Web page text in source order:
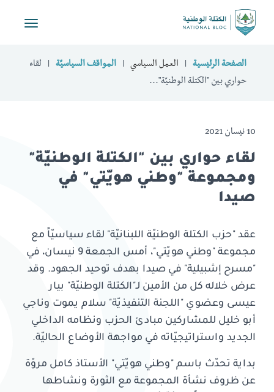
Toggle
الصفحة الرئيسية العمل السياسي المواقف السياسيّة
لقاء
حواري بين "الكتلة الوطنيّة"...
10 نيسان 2021
لقاء حواري بين "الكتلة الوطنيّة"
ومجموعة "وطني هويّتي" في
صيدا
عقد "حزب الكتلة الوطنيّة اللبنانيّة" لقاء سياسيّاً مع
مجموعة "وطني هويّتي"، أمس الجمعة 9 نيسان، في
"مسرح إشبيلية" في صيدا بهدف توحيد الجهود. وقد
عرض خلاله كل من الأمين لـ"الكتلة الوطنيّة" بيار
عيسى وعضوي "اللجنة التنفيذيّة" سلام يموت وناجي
أبو خليل للمشاركين مبادئ الحزب ونظامه الداخلي
الجديد واستراتيجيّاته في مواجهة الأوضاع الحاليّة.
بداية تحدّث باسم "وطني هويّتي" الأستاذ كامل مروّة
عن ظروف نشأة المجموعة مع الثورة ونشاطها